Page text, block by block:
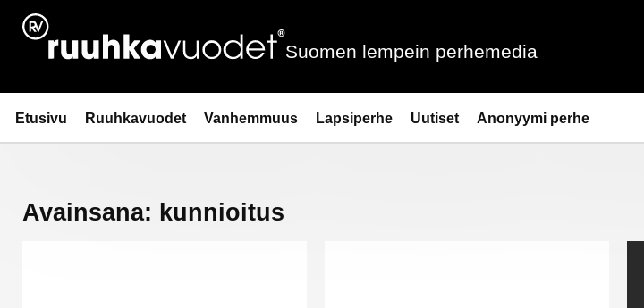
Siirry
sisältöön
Ruuhkavuodet.fi
Suomen lempein perhemedia
Etusivu Ruuhkavuodet Vanhemmuus Lapsiperhe Uutiset Anonyymi perhe
Avainsana: kunnioitus